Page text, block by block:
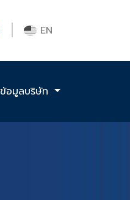
EN
ข้อมูลบริษัท